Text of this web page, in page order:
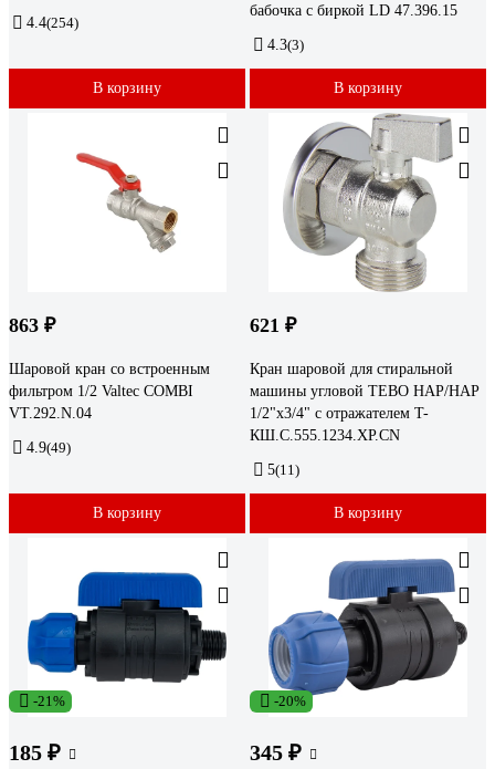
4.4(254)
В корзину
бабочка с биркой LD 47.396.15
4.3(3)
В корзину
863 ₽
Шаровой кран со встроенным
фильтром 1/2 Valtec COMBI
VT.292.N.04
4.9(49)
В корзину
621 ₽
Кран шаровой для стиральной
машины угловой TEBO НАР/НАР
1/2"х3/4" с отражателем T-
КШ.С.555.1234.ХР.CN
5(11)
В корзину
-21%
185 ₽
-20%
345 ₽